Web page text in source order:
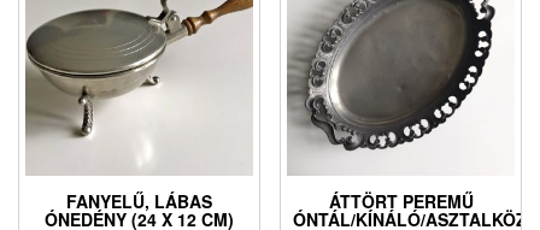
FANYELŰ, LÁBAS
ÓNEDÉNY (24 X 12 CM)
ÁTTÖRT PEREMŰ
ÓNTÁL/KÍNÁLÓ/